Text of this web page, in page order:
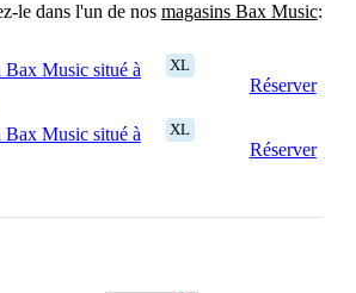
le dans l'un de nos magasins Bax Music:
Bax Music situé à
XL
Réserver
Bax Music situé à
XL
Réserver